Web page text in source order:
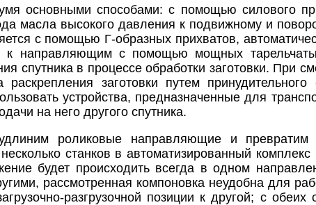
основными способами: с помощью силового
масла высокого давления к подвижному и
с помощью Г-образных прихватов,
к направляющим с помощью мощных
спутника в процессе обработки заготовки. При
заготовки путем принудительного
устройства, предназначенные для
на него другого спутника.
роликовые направляющие и превратим
станков в автоматизированный комплекс
будет происходить всегда в одном
рассмотренная компоновка неудобна для
разгрузочной позиции к другой; с обеих